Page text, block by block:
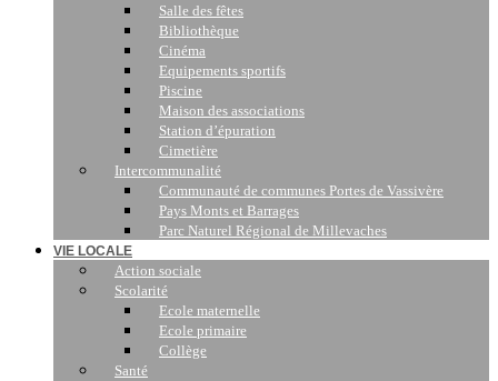
Salle des fêtes
Bibliothèque
Cinéma
Equipements sportifs
Piscine
Maison des associations
Station d’épuration
Cimetière
Intercommunalité
Communauté de communes Portes de Vassivère
Pays Monts et Barrages
Parc Naturel Régional de Millevaches
VIE LOCALE
Action sociale
Scolarité
Ecole maternelle
Ecole primaire
Collège
Santé